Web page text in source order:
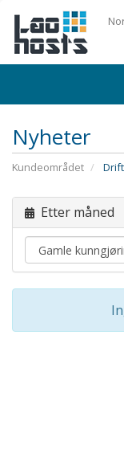
Nyheter
Kundeområdet
Etter måned